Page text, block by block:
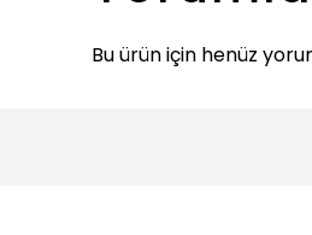
Bu ürün için henüz